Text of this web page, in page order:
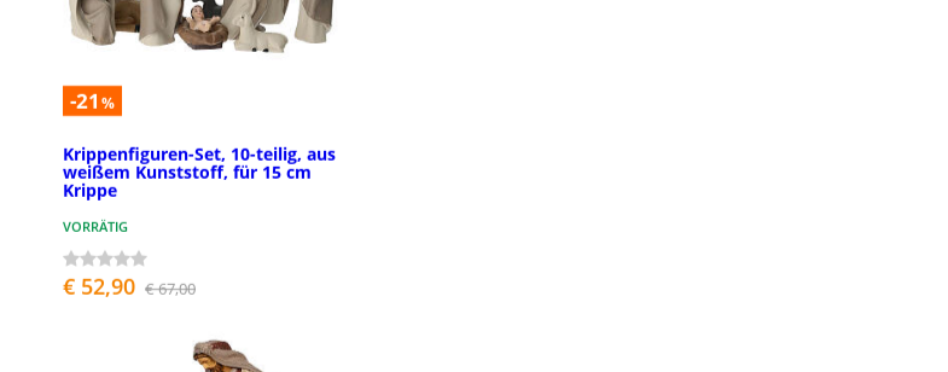
-21 %
Krippenfiguren-Set, 10-teilig, aus
weißem Kunststoff, für 15 cm
Krippe
VORRÄTIG
€ 52,90 € 67,00